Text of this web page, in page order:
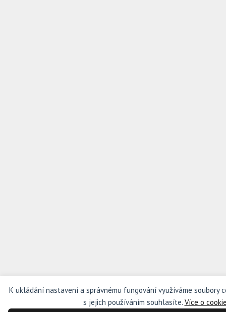
K ukládání nastavení a správnému fungování využíváme soubory
s jejich používáním souhlasíte. Více o